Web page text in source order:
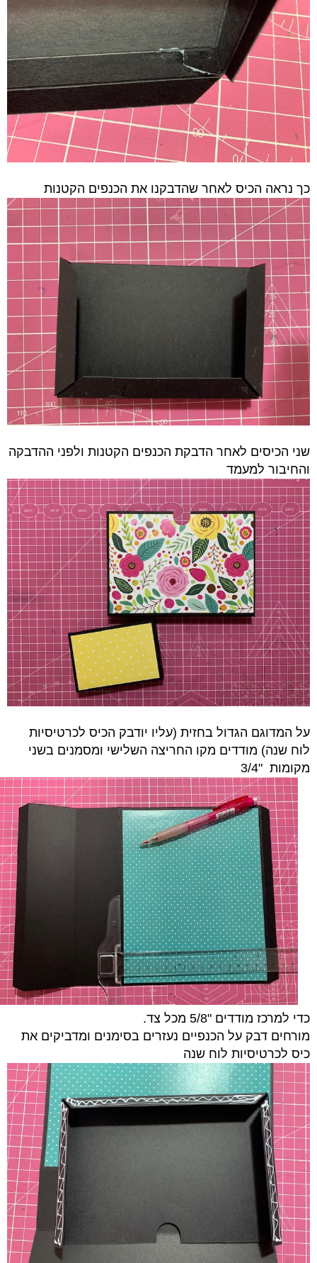
כך נראה הכיס לאחר שהדבקנו את הכנפים הקטנות
שני הכיסים לאחר הדבקת הכנפים הקטנות ולפני ההדבקה
והחיבור למעמד
על המדוגם הגדול בחזית (עליו יודבק הכיס לכרטיסיות
לוח שנה) מודדים מקו החריצה השלישי ומסמנים בשני
מקומות "3/4
כדי למרכז מודדים "5/8 מכל צד.
מורחים דבק על הכנפיים נעזרים בסימנים ומדביקים את
כיס לכרטיסיות לוח שנה